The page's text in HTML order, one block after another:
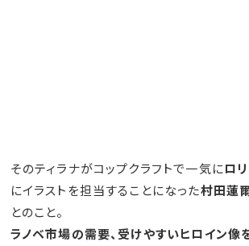
そのティラナがコップクラフトで一気にロ
にイラストを担当することになった村田蓮
とのこと。
ラノベ市場の需要、受けやすいヒロイン像